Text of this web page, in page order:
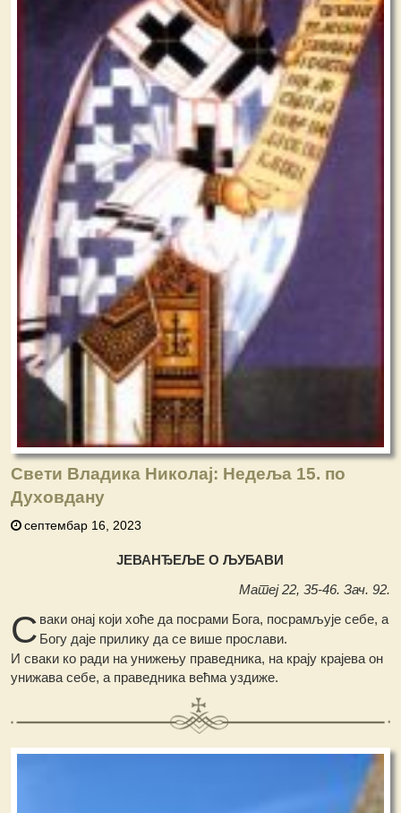
Свети Владика Николај: Недеља 15. по
Духовдану
септембар 16, 2023
ЈЕВАНЂЕЉЕ О ЉУБАВИ
Матеј 22, 35-46. Зач. 92.
С ваки онај који хоће да посрами Бога, посрамљује себе, а
Богу даје прилику да се више прослави.
И сваки ко ради на унижењу праведника, на крају крајева он
унижава себе, а праведника већма уздиже.